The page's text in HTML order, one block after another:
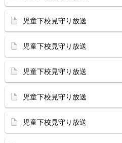
児童下校見守り放送
児童下校見守り放送
児童下校見守り放送
児童下校見守り放送
児童下校見守り放送